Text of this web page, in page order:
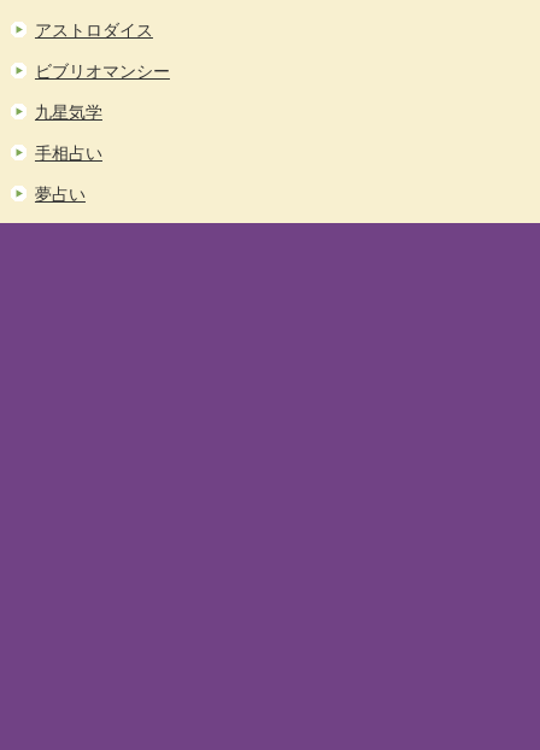
アストロダイス
ビブリオマンシー
九星気学
手相占い
夢占い